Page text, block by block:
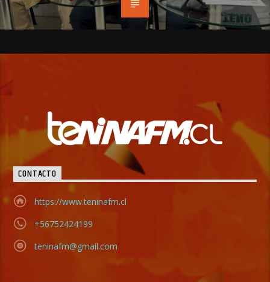
CONTACTO
https://www.teninafm.cl
+56752424199
teninafm@gmail.com